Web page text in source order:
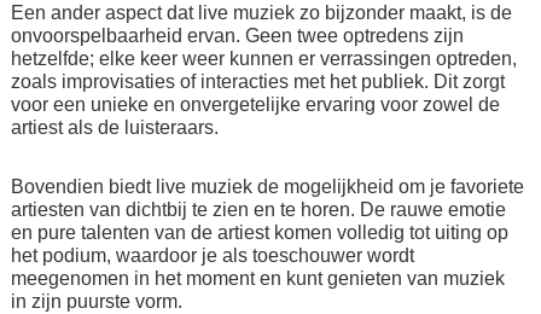
Een ander aspect dat live muziek zo bijzonder maakt, is de
onvoorspelbaarheid ervan. Geen twee optredens zijn
hetzelfde; elke keer weer kunnen er verrassingen optreden,
zoals improvisaties of interacties met het publiek. Dit zorgt
voor een unieke en onvergetelijke ervaring voor zowel de
artiest als de luisteraars.
Bovendien biedt live muziek de mogelijkheid om je favoriete
artiesten van dichtbij te zien en te horen. De rauwe emotie
en pure talenten van de artiest komen volledig tot uiting op
het podium, waardoor je als toeschouwer wordt
meegenomen in het moment en kunt genieten van muziek
in zijn puurste vorm.